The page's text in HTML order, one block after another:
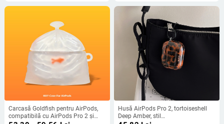
Carcasă Goldfish pentru AirPods,
compatibilă cu AirPods Pro 2 și
Husă AirPods Pro 2, tortoiseshell
Deep Amber, stil